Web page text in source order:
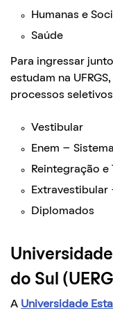
Humanas e
Saúde
Para ingressar
estudam na
processos
Vestibular
Enem –
Reintegração e
Extravestibular
Diplomados
do Sul
A Universidade